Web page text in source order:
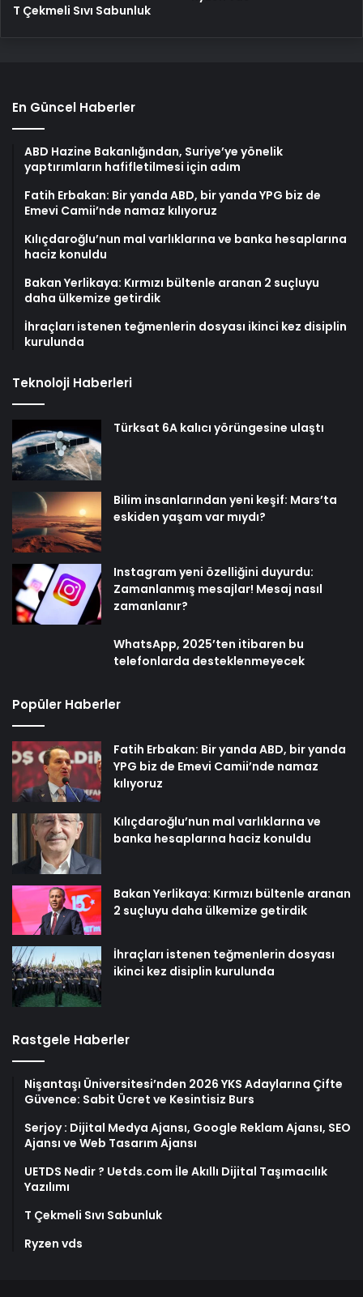
T Çekmeli Sıvı Sabunluk
En Güncel Haberler
ABD Hazine Bakanlığından, Suriye’ye yönelik
yaptırımların hafifletilmesi için adım
Fatih Erbakan: Bir yanda ABD, bir yanda YPG biz de
Emevi Camii’nde namaz kılıyoruz
Kılıçdaroğlu’nun mal varlıklarına ve banka hesaplarına
haciz konuldu
Bakan Yerlikaya: Kırmızı bültenle aranan 2 suçluyu
daha ülkemize getirdik
İhraçları istenen teğmenlerin dosyası ikinci kez disiplin
kurulunda
Teknoloji Haberleri
Türksat 6A kalıcı yörüngesine ulaştı
Bilim insanlarından yeni keşif: Mars’ta
eskiden yaşam var mıydı?
Instagram yeni özelliğini duyurdu:
Zamanlanmış mesajlar! Mesaj nasıl
zamanlanır?
WhatsApp, 2025’ten itibaren bu
telefonlarda desteklenmeyecek
Popüler Haberler
Fatih Erbakan: Bir yanda ABD, bir yanda
YPG biz de Emevi Camii’nde namaz
kılıyoruz
Kılıçdaroğlu’nun mal varlıklarına ve
banka hesaplarına haciz konuldu
Bakan Yerlikaya: Kırmızı bültenle aranan
2 suçluyu daha ülkemize getirdik
İhraçları istenen teğmenlerin dosyası
ikinci kez disiplin kurulunda
Rastgele Haberler
Nişantaşı Üniversitesi’nden 2026 YKS Adaylarına Çifte
Güvence: Sabit Ücret ve Kesintisiz Burs
Serjoy : Dijital Medya Ajansı, Google Reklam Ajansı, SEO
Ajansı ve Web Tasarım Ajansı
UETDS Nedir ? Uetds.com İle Akıllı Dijital Taşımacılık
Yazılımı
T Çekmeli Sıvı Sabunluk
Ryzen vds